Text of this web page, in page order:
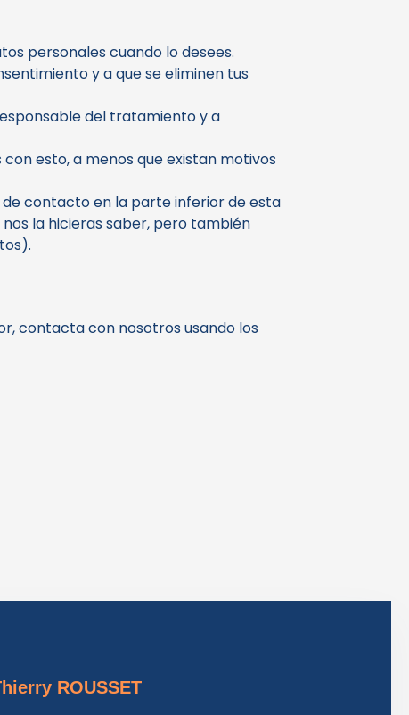
personales cuando lo desees.
y a que se eliminen tus
del tratamiento y a
esto, a menos que existan motivos
contacto en la parte inferior de esta
la hicieras saber, pero también
contacta con nosotros usando los
ROUSSET